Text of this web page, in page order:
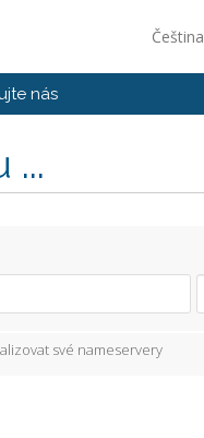
Čeština
nás
...
své nameservery